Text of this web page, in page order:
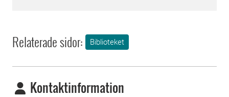
Relaterade sidor: Biblioteket
Kontaktinformation